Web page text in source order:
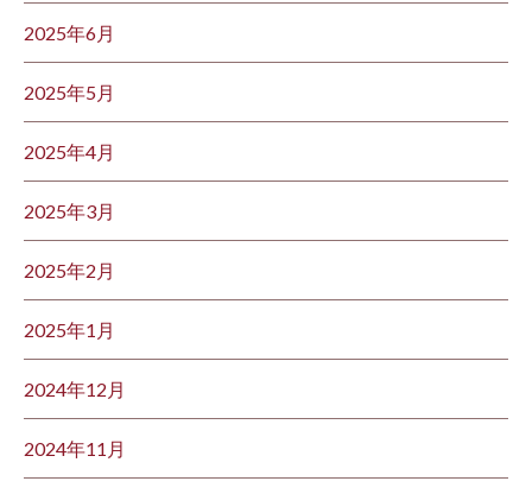
2025年6月
2025年5月
2025年4月
2025年3月
2025年2月
2025年1月
2024年12月
2024年11月